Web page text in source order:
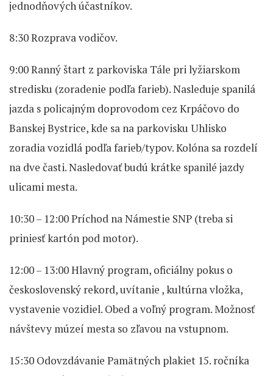
jednodňových účastníkov.
8:30 Rozprava vodičov.
9:00 Ranný štart z parkoviska Tále pri lyžiarskom
stredisku (zoradenie podľa farieb). Nasleduje spanilá
jazda s policajným doprovodom cez Krpáčovo do
Banskej Bystrice, kde sa na parkovisku Uhlisko
zoradia vozidlá podľa farieb/typov. Kolóna sa rozdelí
na dve časti. Nasledovať budú krátke spanilé jazdy
ulicami mesta.
10:30 – 12:00 Príchod na Námestie SNP (treba si
priniesť kartón pod motor).
12:00 – 13:00 Hlavný program, oficiálny pokus o
československý rekord, uvítanie , kultúrna vložka,
vystavenie vozidiel. Obed a voľný program. Možnosť
návštevy múzeí mesta so zľavou na vstupnom.
15:30 Odovzdávanie Pamätných plakiet 15. ročníka